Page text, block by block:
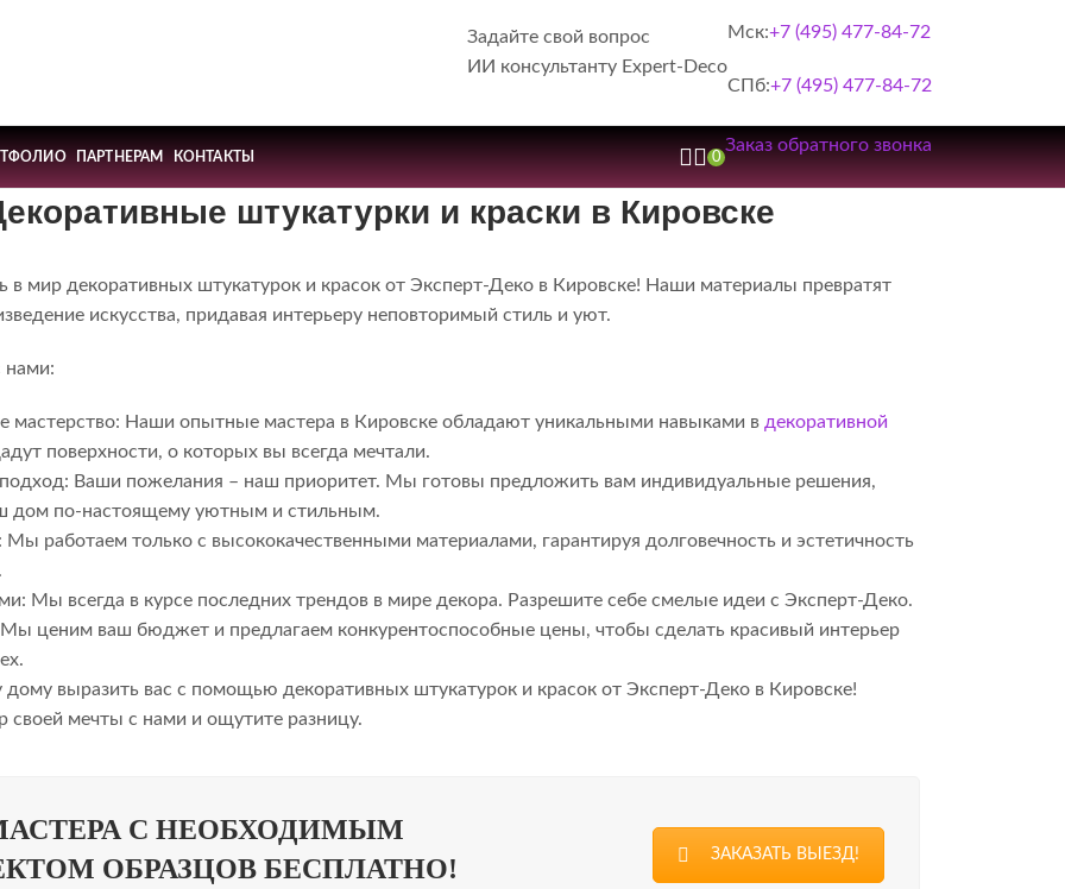
Задайте свой вопрос
ИИ консультанту Expert-Deco
Мск:+7 (495) 477-84-72
СПб:+7 (495) 477-84-72
ПАРТНЕРАМ КОНТАКТЫ 0
Заказ обратного звонка
штукатурки и краски в Кировске
в мир декоративных штукатурок и красок от Эксперт-Деко в Кировске! Наши материалы превратят
искусства, придавая интерьеру неповторимый стиль и уют.
нами:
мастерство: Наши опытные мастера в Кировске обладают уникальными навыками в декоративной
поверхности, о которых вы всегда мечтали.
Ваши пожелания – наш приоритет. Мы готовы предложить вам индивидуальные решения,
дом по-настоящему уютным и стильным.
Мы работаем только с высококачественными материалами, гарантируя долговечность и эстетичность
Мы всегда в курсе последних трендов в мире декора. Разрешите себе смелые идеи с Эксперт-Деко.
ценим ваш бюджет и предлагаем конкурентоспособные цены, чтобы сделать красивый интерьер
дому выразить вас с помощью декоративных штукатурок и красок от Эксперт-Деко в Кировске!
своей мечты с нами и ощутите разницу.
С НЕОБХОДИМЫМ
ОБРАЗЦОВ БЕСПЛАТНО!
ЗАКАЗАТЬ ВЫЕЗД!